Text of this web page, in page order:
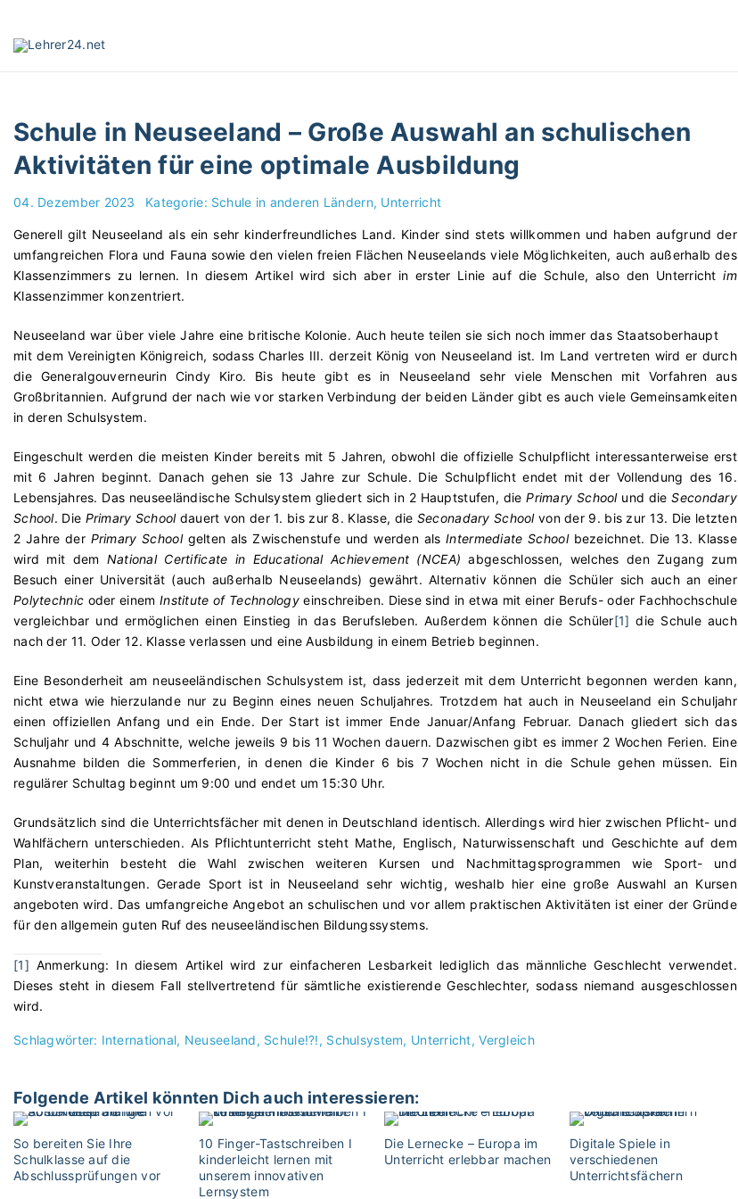
Schule in Neuseeland – Große Auswahl an schulischen
Aktivitäten für eine optimale Ausbildung
04. Dezember 2023 Kategorie: Schule in anderen Ländern Unterricht
Generell gilt Neuseeland als ein sehr kinderfreundliches Land. Kinder sind stets willkommen und haben aufgrund der
umfangreichen Flora und Fauna sowie den vielen freien Flächen Neuseelands viele Möglichkeiten, auch außerhalb des
Klassenzimmers zu lernen. In diesem Artikel wird sich aber in erster Linie auf die Schule, also den Unterrichtim
Klassenzimmer konzentriert.
Neuseeland war über viele Jahre eine britische Kolonie. Auch heute teilen sie sich noch immer das Staatsoberhaupt
mit dem Vereinigten Königreich, sodass Charles III. derzeit König von Neuseeland ist. Im Land vertreten wird er durch
die Generalgouverneurin Cindy Kiro. Bis heute gibt es in Neuseeland sehr viele Menschen mit Vorfahren aus
Großbritannien. Aufgrund der nach wie vor starken Verbindung der beiden Länder gibt es auch viele Gemeinsamkeiten
in deren Schulsystem.
Eingeschult werden die meisten Kinder bereits mit 5 Jahren, obwohl die offizielle Schulpflicht interessanterweise erst
mit 6 Jahren beginnt. Danach gehen sie 13 Jahre zur Schule. Die Schulpflicht endet mit der Vollendung des 16.
Lebensjahres. Das neuseeländische Schulsystem gliedert sich in 2 Hauptstufen, diePrimary School und dieSecondary
School. Die Primary School dauert von der 1. bis zur 8. Klasse, die Seconadary Schoolvon der 9. bis zur 13. Die letzten
2 Jahre der Primary Schoolgelten als Zwischenstufe und werden alsIntermediate School bezeichnet. Die 13. Klasse
wird mit dem National Certificate in Educational Achievement (NCEA)abgeschlossen, welches den Zugang zum
Besuch einer Universität (auch außerhalb Neuseelands) gewährt. Alternativ können die Schüler sich auch an einer
Polytechnic oder einemInstitute of Technologyeinschreiben. Diese sind in etwa mit einer Berufs- oder Fachhochschule
vergleichbar und ermöglichen einen Einstieg in das Berufsleben. Außerdem können die Schüler[1] die Schule auch
nach der 11. Oder 12. Klasse verlassen und eine Ausbildung in einem Betrieb beginnen.
Eine Besonderheit am neuseeländischen Schulsystem ist, dass jederzeit mit dem Unterricht begonnen werden kann,
nicht etwa wie hierzulande nur zu Beginn eines neuen Schuljahres. Trotzdem hat auch in Neuseeland ein Schuljahr
einen offiziellen Anfang und ein Ende. Der Start ist immer Ende Januar/Anfang Februar. Danach gliedert sich das
Schuljahr und 4 Abschnitte, welche jeweils 9 bis 11 Wochen dauern. Dazwischen gibt es immer 2 Wochen Ferien. Eine
Ausnahme bilden die Sommerferien, in denen die Kinder 6 bis 7 Wochen nicht in die Schule gehen müssen. Ein
regulärer Schultag beginnt um 9:00 und endet um 15:30 Uhr.
Grundsätzlich sind die Unterrichtsfächer mit denen in Deutschland identisch. Allerdings wird hier zwischen Pflicht- und
Wahlfächern unterschieden. Als Pflichtunterricht steht Mathe, Englisch, Naturwissenschaft und Geschichte auf dem
Plan, weiterhin besteht die Wahl zwischen weiteren Kursen und Nachmittagsprogrammen wie Sport- und
Kunstveranstaltungen. Gerade Sport ist in Neuseeland sehr wichtig, weshalb hier eine große Auswahl an Kursen
angeboten wird. Das umfangreiche Angebot an schulischen und vor allem praktischen Aktivitäten ist einer der Gründe
für den allgemein guten Ruf des neuseeländischen Bildungssystems.
[1] Anmerkung: In diesem Artikel wird zur einfacheren Lesbarkeit lediglich das männliche Geschlecht verwendet.
Dieses steht in diesem Fall stellvertretend für sämtliche existierende Geschlechter, sodass niemand ausgeschlossen
wird.
Schlagwörter: International Neuseeland Schule!?! Schulsystem Unterricht Vergleich
Folgende Artikel könnten Dich auch interessieren:
So bereiten Sie Ihre
Schulklasse auf die
Abschlussprüfungen vor
10 Finger-Tastschreiben I
kinderleicht lernen mit
unserem innovativen
Lernsystem
Die Lernecke – Europa im
Unterricht erlebbar machen
Digitale Spiele in
verschiedenen
Unterrichtsfächern